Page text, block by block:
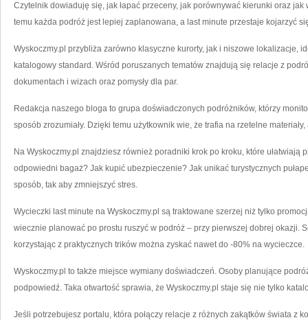
Czytelnik dowiaduję się, jak łapać przeceny, jak porównywać kierunki oraz
temu każda podróż jest lepiej zaplanowana, a last minute przestaje kojarzyć
Wyskoczmy.pl przybliża zarówno klasyczne kurorty, jak i niszowe lokalizacje,
katalogowy standard. Wśród poruszanych tematów znajdują się relacje z
dokumentach i wizach oraz pomysły dla par.
Redakcja naszego bloga to grupa doświadczonych podróżników, którzy
sposób zrozumiały. Dzięki temu użytkownik wie, że trafia na rzetelne
Na Wyskoczmy.pl znajdziesz również poradniki krok po kroku, które ułatwiają
odpowiedni bagaż? Jak kupić ubezpieczenie? Jak unikać turystycznych
sposób, tak aby zmniejszyć stres.
Wycieczki last minute na Wyskoczmy.pl są traktowane szerzej niż tylko
wiecznie planować po prostu ruszyć w podróż – przy pierwszej dobrej okazji.
korzystając z praktycznych trików można zyskać nawet do -80% na wycieczce.
Wyskoczmy.pl to także miejsce wymiany doświadczeń. Osoby planujące
podpowiedź. Taka otwartość sprawia, że Wyskoczmy.pl staje się nie tylko
Jeśli potrzebujesz portalu, która połączy relacje z różnych zakątków świata z